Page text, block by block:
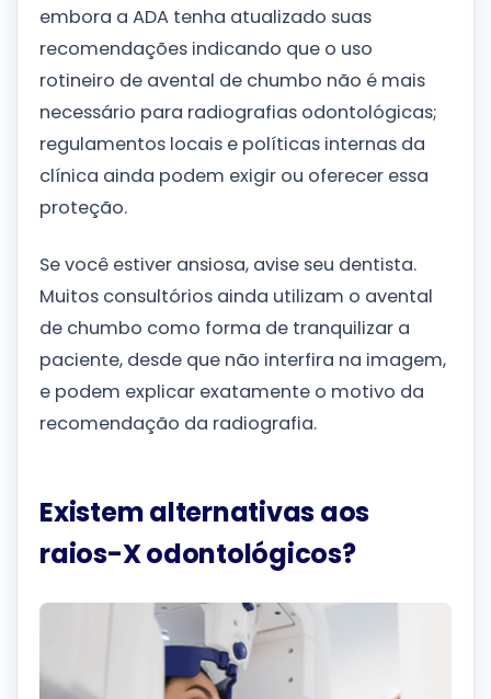
embora a ADA tenha atualizado suas
recomendações indicando que o uso
rotineiro de avental de chumbo não é mais
necessário para radiografias odontológicas;
regulamentos locais e políticas internas da
clínica ainda podem exigir ou oferecer essa
proteção.
Se você estiver ansiosa, avise seu dentista.
Muitos consultórios ainda utilizam o avental
de chumbo como forma de tranquilizar a
paciente, desde que não interfira na imagem,
e podem explicar exatamente o motivo da
recomendação da radiografia.
Existem alternativas aos
raios-X odontológicos?